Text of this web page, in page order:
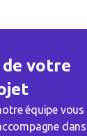
votre
équipe vous
dans